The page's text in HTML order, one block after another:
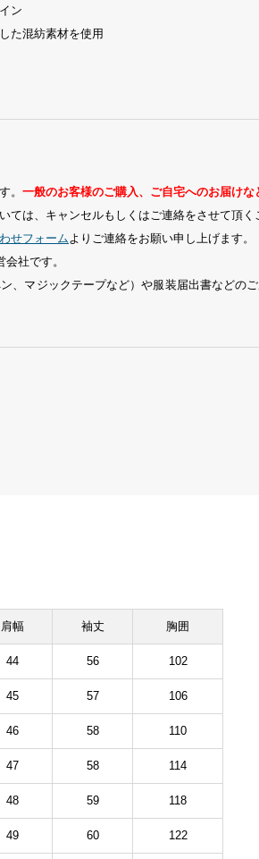
ン
た混紡素材を使用
。 一般のお客様のご購入、ご自宅へのお届けな
ては、キャンセルもしくはご連絡をさせて頂
せフォームよりご連絡をお願い申し上げます。
社です。
、マジックテープなど）や服装届出書などの
肩幅 袖丈 胸囲
44 56 102
45 57 106
46 58 110
47 58 114
48 59 118
49 60 122